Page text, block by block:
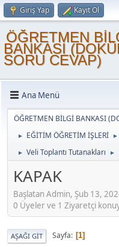
Giriş Yap Kayıt Ol
ÖĞRETMEN
BANKASI
SORU CEVAP)
Ana Menü
ÖĞRETMEN BİLGİ BANKASI
► EĞİTİM ÖĞRETİM İŞLERİ ►
► Veli Toplantı Tutanakları ►
KAPAK
Başlatan Admin, Şub 13,
0 Üyeler ve 1 Ziyaretçi
AŞAĞI GIT Sayfa 1